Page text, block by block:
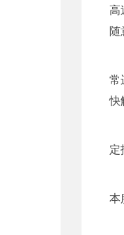
高
随
常
快
定
本